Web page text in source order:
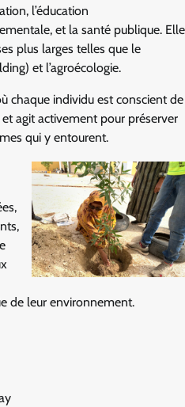
l’éducation
et la santé publique. Elle
plus larges telles que le
et l’agroécologie.
chaque individu est conscient de
agit activement pour préserver
qui y entourent.
de leur environnement.